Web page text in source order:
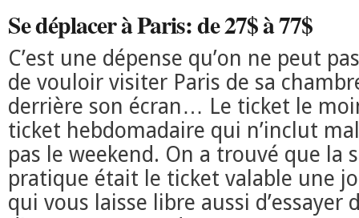
Se déplacer à Paris: de 27$ à 77$
C’est une dépense qu’on ne peut
de vouloir visiter Paris de sa
derrière son écran… Le ticket le
ticket hebdomadaire qui n’inclut
pas le weekend. On a trouvé que la
pratique était le ticket valable une
qui vous laisse libre aussi d’essayer